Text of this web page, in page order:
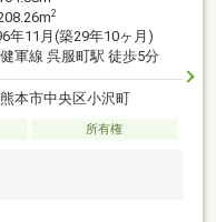
2
年11月(築29年10ヶ月)
軍線 呉服町駅 徒歩5分
本市中央区小沢町
所有権